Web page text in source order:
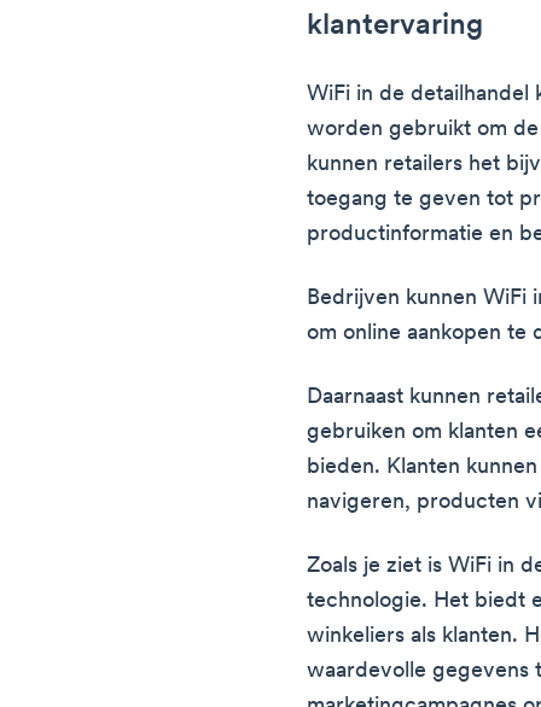
klantervaring
WiFi in de detailhandel
worden gebruikt om
kunnen retailers het
toegang te geven tot
productinformatie en
Bedrijven kunnen WiFi
om online aankopen te
Daarnaast kunnen
gebruiken om klanten
bieden. Klanten
navigeren, producten
Zoals je ziet is WiFi in
technologie. Het biedt
winkeliers als klanten.
waardevolle gegevens